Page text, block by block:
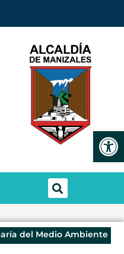
del Medio Ambiente